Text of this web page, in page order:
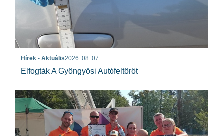
Hírek - Aktuális2026. 08. 07.
Elfogták A Gyöngyösi Autófeltörőt